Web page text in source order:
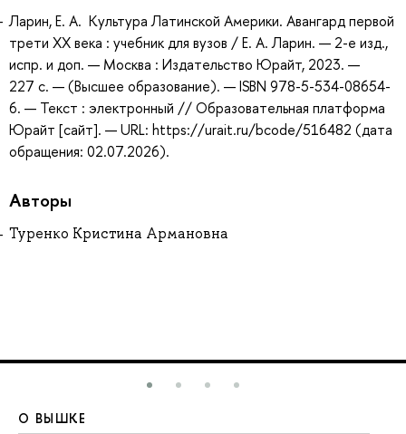
Ларин, Е. А. Культура Латинской Америки. Авангард первой
трети ХХ века : учебник для вузов / Е. А. Ларин. — 2-е изд.,
испр. и доп. — Москва : Издательство Юрайт, 2023. —
227 с. — (Высшее образование). — ISBN 978-5-534-08654-
6. — Текст : электронный // Образовательная платформа
Юрайт [сайт]. — URL: https://urait.ru/bcode/516482 (дата
обращения: 02.07.2026).
Авторы
Туренко Кристина Армановна
О ВЫШКЕ